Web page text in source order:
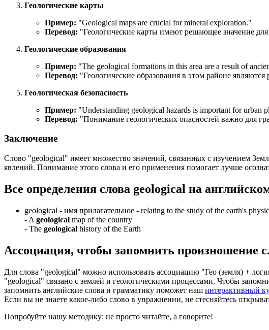
Геологические карты
Пример: "Geological maps are crucial for mineral exploration."
Перевод: "Геологические карты имеют решающее значение
Геологические образования
Пример: "The geological formations in this area are a result of
Перевод: "Геологические образования в этом районе
Геологическая безопасность
Пример: "Understanding geological hazards is important for urban
Перевод: "Понимание геологических опасностей важно для
Заключение
Слово "geological" имеет множество значений, связанных с изучением
явлений. Понимание этого слова и его применения помогает лучше
Все определения слова geological на
geological - имя прилагательное - relating to the study of the earth's
- A geological map of the country
- The geological history of the Earth
Ассоциация, чтобы запомнить произношение
Для слова "geological" можно использовать ассоциацию "Гео (земля) +
"geological" связано с землей и геологическими процессами. Чтобы
запомнить английские слова и грамматику поможет наш интерактивный
Если вы не знаете какое-либо слово в упражнении, не стесняйтесь
Попробуйте нашу методику: не просто читайте, а говорите!